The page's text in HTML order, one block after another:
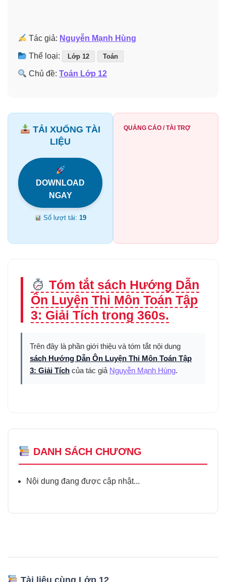
Tác giả: Nguyễn Mạnh Hùng
Thể loại: Lớp 12 Toán
Chủ đề:Toán Lớp 12
TẢI XUỐNG TÀI
LIỆU
DOWNLOAD
NGAY
Số lượt tải:19
QUẢNG CÁO / TÀI TRỢ
Tóm tắt sách Hướng Dẫn
Ôn Luyện Thi Môn Toán Tập
3: Giải Tích trong 360s.
Trên đây là phần giới thiệu và tóm tắt nội dung
sách Hướng Dẫn Ôn Luyện Thi Môn Toán Tập
3: Giải Tích của tác giả Nguyễn Mạnh Hùng.
DANH SÁCH CHƯƠNG
Nội dung đang được cập nhật...